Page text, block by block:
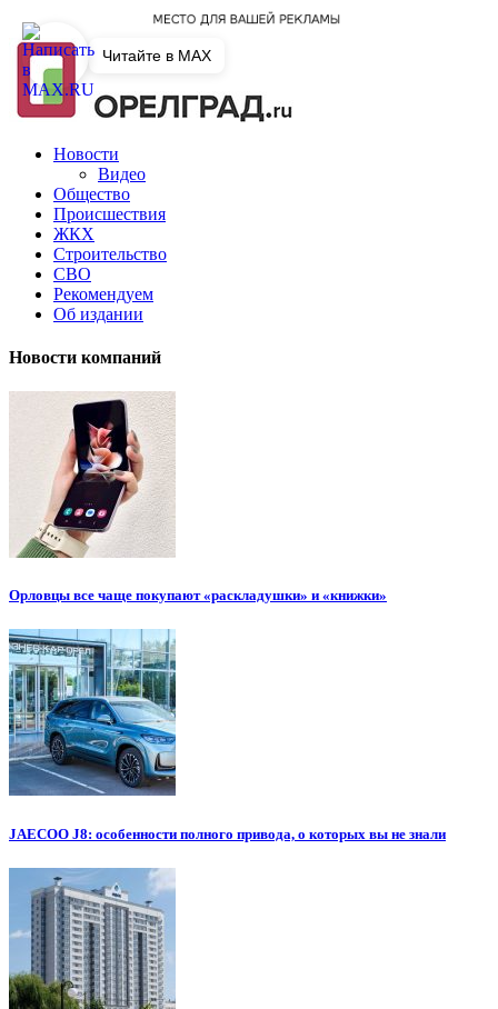
Новости
Видео
Общество
Происшествия
ЖКХ
Строительство
СВО
Рекомендуем
Об издании
Новости компаний
Орловцы все чаще покупают «раскладушки» и «книжки»
JAECOO J8: особенности полного привода, о которых вы не знали
Читайте в MAX